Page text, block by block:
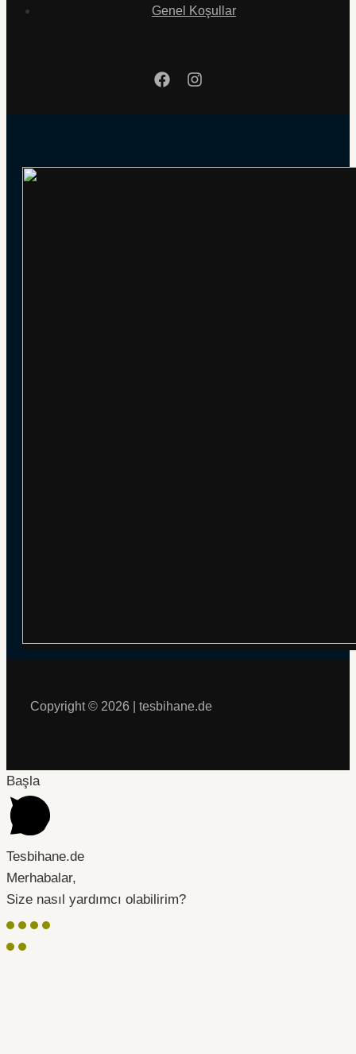
Genel Koşullar
Copyright © 2026 | tesbihane.de
Başla
Tesbihane.de
Merhabalar,
Size nasıl yardımcı olabilirim?